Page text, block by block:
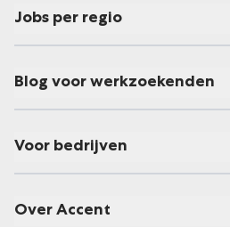
Jobs per regio
Blog voor werkzoekenden
Voor bedrijven
Over Accent